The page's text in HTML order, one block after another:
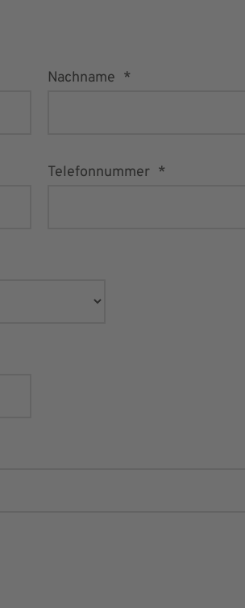
Nachname
Telefonnummer